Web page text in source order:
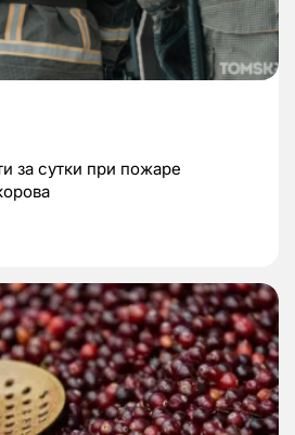
за сутки при пожаре